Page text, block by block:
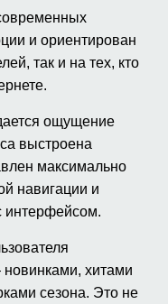
и ориентирован
так и на тех, кто
ощущение
выстроена
максимально
навигации и
интерфейсом.
хитами
сезона. Это не